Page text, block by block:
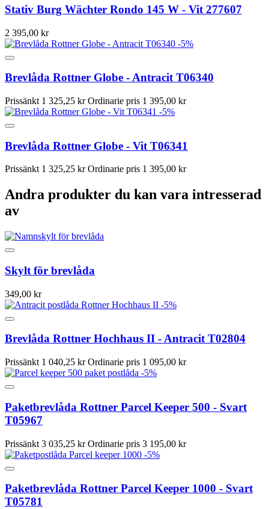
Stativ Burg Wächter Rondo 145 W - Vit 277607
2 395,00 kr
-5%
Brevlåda Rottner Globe - Antracit T06340
Prissänkt 1 325,25 kr Ordinarie pris 1 395,00 kr
-5%
Brevlåda Rottner Globe - Vit T06341
Prissänkt 1 325,25 kr Ordinarie pris 1 395,00 kr
Andra produkter du kan vara intresserad
av
Skylt för brevlåda
349,00 kr
-5%
Brevlåda Rottner Hochhaus II - Antracit T02804
Prissänkt 1 040,25 kr Ordinarie pris 1 095,00 kr
-5%
Paketbrevlåda Rottner Parcel Keeper 500 - Svart
T05967
Prissänkt 3 035,25 kr Ordinarie pris 3 195,00 kr
-5%
Paketbrevlåda Rottner Parcel Keeper 1000 - Svart
T05781